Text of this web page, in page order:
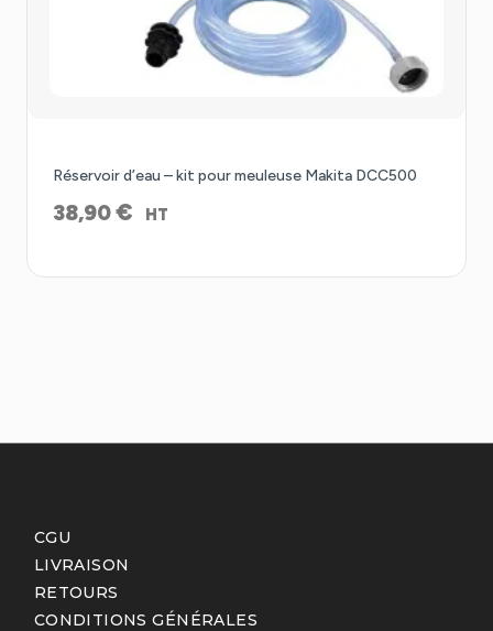
Réservoir d’eau – kit pour meuleuse Makita DCC500
38,90€ HT
CGU
LIVRAISON
RETOURS
CONDITIONS GÉNÉRALES